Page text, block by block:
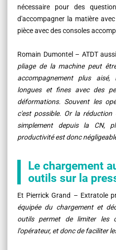
nécessaire pour des
d'accompagner la matière
pièce avec des consoles
Romain Dumontel – ATDT
pliage de la machine peut
accompagnement plus
longues et fines avec des
déformations. Souvent les
c'est possible. Or la
simplement depuis la CN,
productivité est donc
Le chargement
outils sur la
Et Pierrick Grand – Extratole
équipée du chargement et
outils permet de limiter les
l'opérateur, et donc de faciliter